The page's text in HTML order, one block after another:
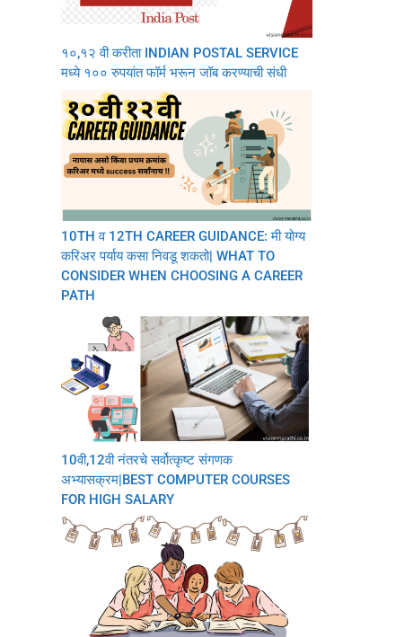
१०,१२ वी करीता INDIAN POSTAL SERVICE
मध्ये १०० रुपयांत फॉर्म भरून जॉब करण्याची संधी
10TH व 12TH CAREER GUIDANCE: मी योग्य
करिअर पर्याय कसा निवडू शकतो| WHAT TO
CONSIDER WHEN CHOOSING A CAREER
PATH
10वी,12वी नंतरचे सर्वोत्कृष्ट संगणक
अभ्यासक्रम|BEST COMPUTER COURSES
FOR HIGH SALARY